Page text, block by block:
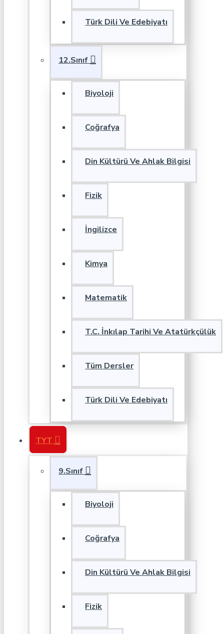
Türk Dili Ve Edebiyatı
12.Sınıf
Biyoloji
Coğrafya
Din Kültürü Ve Ahlak Bilgisi
Fizik
İngilizce
Kimya
Matematik
T.C. İnkılap Tarihi Ve Atatürkçülük
Tüm Dersler
Türk Dili Ve Edebiyatı
TYT
9.Sınıf
Biyoloji
Coğrafya
Din Kültürü Ve Ahlak Bilgisi
Fizik